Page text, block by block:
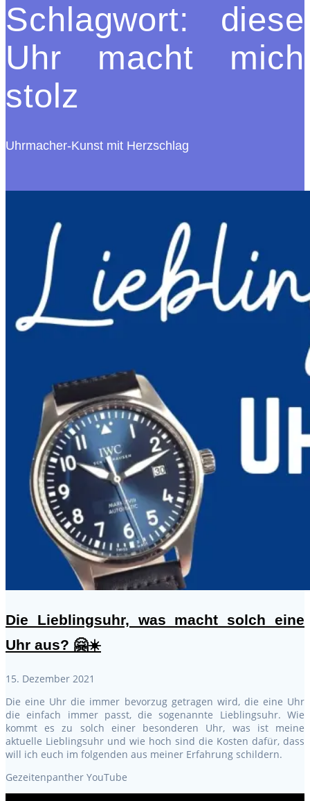
Schlagwort: diese
Uhr macht mich
stolz
Uhrmacher-Kunst mit Herzschlag
Die Lieblingsuhr, was macht solch eine
Uhr aus? 🤗☀️
15. Dezember 2021
Die eine Uhr die immer bevorzug getragen wird, die eine Uhr
die einfach immer passt, die sogenannte Lieblingsuhr. Wie
kommt es zu solch einer besonderen Uhr, was ist meine
aktuelle Lieblingsuhr und wie hoch sind die Kosten dafür, dass
will ich euch im folgenden aus meiner Erfahrung schildern.
Gezeitenpanther YouTube